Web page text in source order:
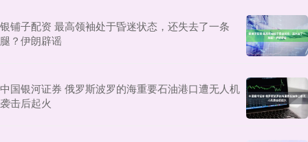
银铺子配资 最高领袖处于昏迷状态，还失去了一条
腿？伊朗辟谣
中国银河证券 俄罗斯波罗的海重要石油港口遭无人机
袭击后起火